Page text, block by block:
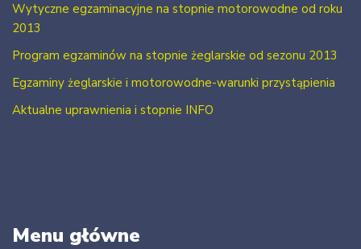
Wytyczne egzaminacyjne na stopnie motorowodne od roku
2013
Program egzaminów na stopnie żeglarskie od sezonu 2013
Egzaminy żeglarskie i motorowodne-warunki przystąpienia
Aktualne uprawnienia i stopnie INFO
Menu główne